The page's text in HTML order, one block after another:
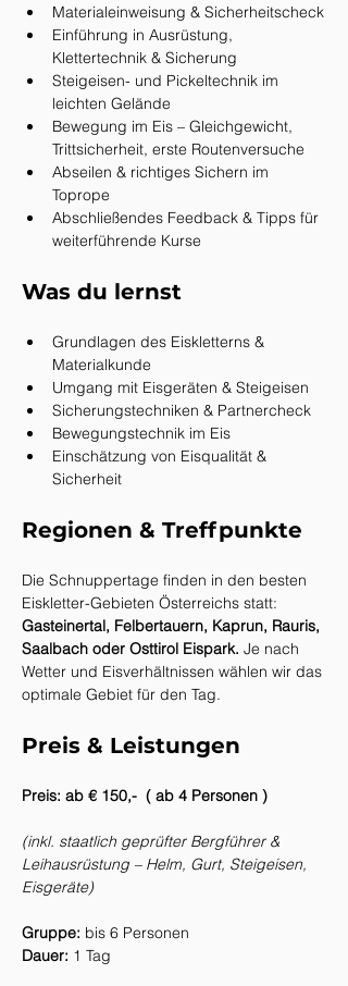
Materialeinweisung & Sicherheitscheck
Einführung in Ausrüstung,
Klettertechnik & Sicherung
Steigeisen- und Pickeltechnik im
leichten Gelände
Bewegung im Eis – Gleichgewicht,
Trittsicherheit, erste Routenversuche
Abseilen & richtiges Sichern im
Toprope
Abschließendes Feedback & Tipps für
weiterführende Kurse
Was du lernst
Grundlagen des Eiskletterns &
Materialkunde
Umgang mit Eisgeräten & Steigeisen
Sicherungstechniken & Partnercheck
Bewegungstechnik im Eis
Einschätzung von Eisqualität &
Sicherheit
Regionen & Treffpunkte
Die Schnuppertage finden in den besten
Eiskletter-Gebieten Österreichs statt:
Gasteinertal, Felbertauern, Kaprun, Rauris,
Saalbach oder Osttirol Eispark. Je nach
Wetter und Eisverhältnissen wählen wir das
optimale Gebiet für den Tag.
Preis & Leistungen
Preis: ab € 150,-  ( ab 4 Personen )
(inkl. staatlich geprüfter Bergführer &
Leihausrüstung – Helm, Gurt, Steigeisen,
Eisgeräte)
Gruppe: bis 6 Personen
Dauer: 1 Tag